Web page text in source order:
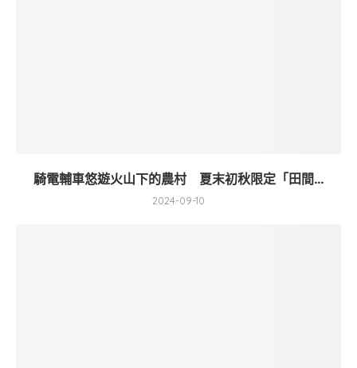
騎電輔車悠遊火山下的農村 夏末初秋限定「田間...
2024-09-10